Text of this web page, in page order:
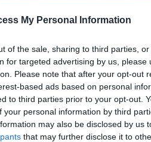
My Personal Information
of the sale, sharing to third parties,
for targeted advertising by us,
Please note that after your opt-out
based ads based on personal
to third parties prior to your opt-out.
personal information by third
may also be disclosed by us
that may further disclose it to